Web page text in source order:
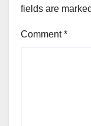
fields are marked
Comment*